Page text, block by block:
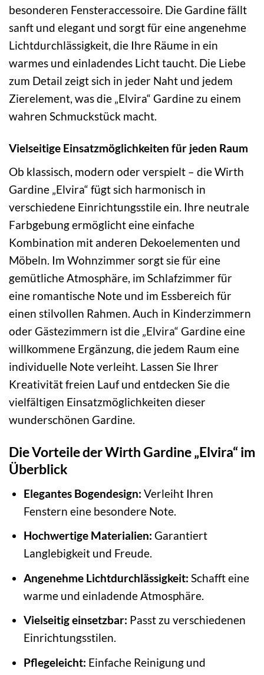
besonderen Fensteraccessoire. Die Gardine fällt
sanft und elegant und sorgt für eine angenehme
Lichtdurchlässigkeit, die Ihre Räume in ein
warmes und einladendes Licht taucht. Die Liebe
zum Detail zeigt sich in jeder Naht und jedem
Zierelement, was die „Elvira“ Gardine zu einem
wahren Schmuckstück macht.
Vielseitige Einsatzmöglichkeiten für jeden Raum
Ob klassisch, modern oder verspielt – die Wirth
Gardine „Elvira“ fügt sich harmonisch in
verschiedene Einrichtungsstile ein. Ihre neutrale
Farbgebung ermöglicht eine einfache
Kombination mit anderen Dekoelementen und
Möbeln. Im Wohnzimmer sorgt sie für eine
gemütliche Atmosphäre, im Schlafzimmer für
eine romantische Note und im Essbereich für
einen stilvollen Rahmen. Auch in Kinderzimmern
oder Gästezimmern ist die „Elvira“ Gardine eine
willkommene Ergänzung, die jedem Raum eine
individuelle Note verleiht. Lassen Sie Ihrer
Kreativität freien Lauf und entdecken Sie die
vielfältigen Einsatzmöglichkeiten dieser
wunderschönen Gardine.
Die Vorteile der Wirth Gardine „Elvira“ im
Überblick
Elegantes Bogendesign: Verleiht Ihren
Fenstern eine besondere Note.
Hochwertige Materialien: Garantiert
Langlebigkeit und Freude.
Angenehme Lichtdurchlässigkeit: Schafft eine
warme und einladende Atmosphäre.
Vielseitig einsetzbar: Passt zu verschiedenen
Einrichtungsstilen.
Pflegeleicht: Einfache Reinigung und